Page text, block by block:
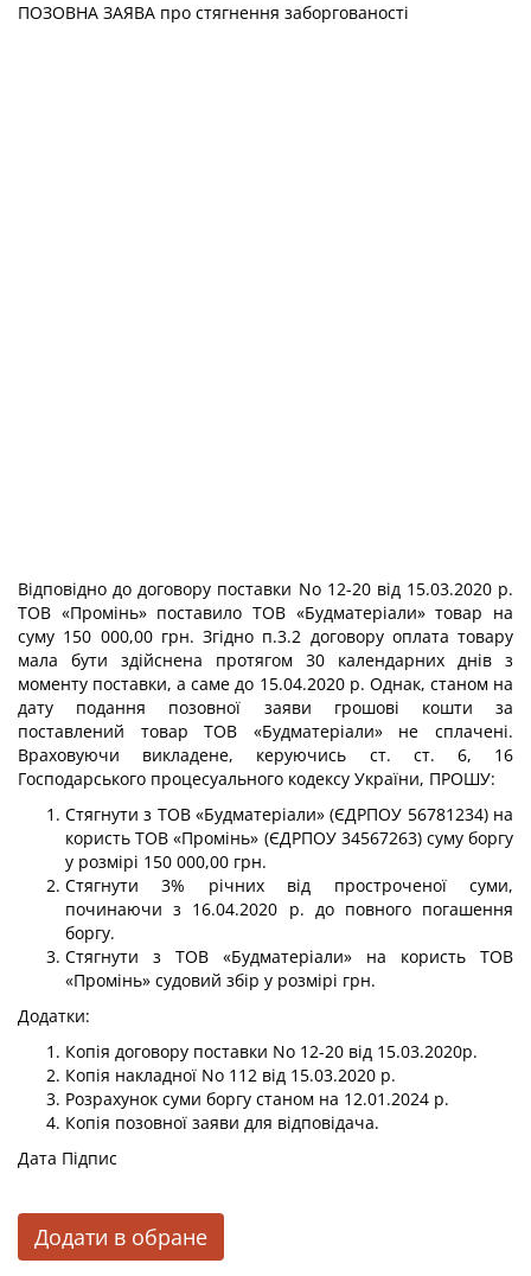
ПОЗОВНА ЗАЯВА про стягнення заборгованості
Відповідно до договору поставки No 12-20 від 15.03.2020 р.
ТОВ «Промінь» поставило ТОВ «Будматеріали» товар на
суму 150 000,00 грн. Згідно п.3.2 договору оплата товару
мала бути здійснена протягом 30 календарних днів з
моменту поставки, а саме до 15.04.2020 р. Однак, станом на
дату подання позовної заяви грошові кошти за
поставлений товар ТОВ «Будматеріали» не сплачені.
Враховуючи викладене, керуючись ст. ст. 6, 16
Господарського процесуального кодексу України, ПРОШУ:
Стягнути з ТОВ «Будматеріали» (ЄДРПОУ 56781234) на
користь ТОВ «Промінь» (ЄДРПОУ 34567263) суму боргу
у розмірі 150 000,00 грн.
Стягнути 3% річних від простроченої суми,
починаючи з 16.04.2020 р. до повного погашення
боргу.
Стягнути з ТОВ «Будматеріали» на користь ТОВ
«Промінь» судовий збір у розмірі грн.
Додатки:
Копія договору поставки No 12-20 від 15.03.2020р.
Копія накладної No 112 від 15.03.2020 р.
Розрахунок суми боргу станом на 12.01.2024 р.
Копія позовної заяви для відповідача.
Дата Підпис
Додати в обране